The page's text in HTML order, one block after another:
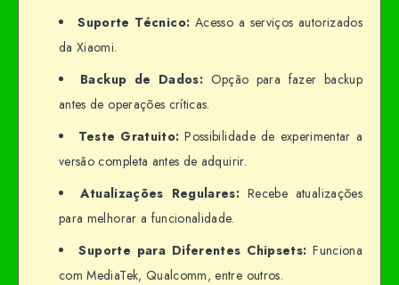
Suporte Técnico: Acesso a serviços autorizados
da Xiaomi.
Backup de Dados: Opção para fazer backup
antes de operações críticas.
Teste Gratuito: Possibilidade de experimentar a
versão completa antes de adquirir.
Atualizações Regulares: Recebe atualizações
para melhorar a funcionalidade.
Suporte para Diferentes Chipsets: Funciona
com MediaTek, Qualcomm, entre outros.